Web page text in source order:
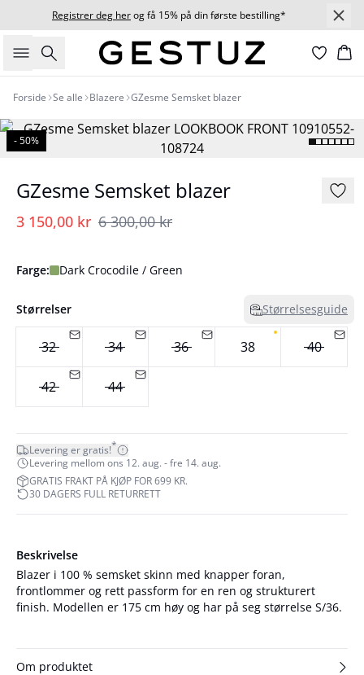
Registrer deg herog få 15% på din første bestilling*
Søk
Forside Se alle Blazere GZesme Semsket blazer
- 50%
GZesme Semsket blazer
3 150,00 kr 6 300,00 kr
Farge: Dark Crocodile / Green
Størrelser Størrelsesguide
32 34 36 38 40
42 44
Levering er gratis!*
Levering mellom ons 12. aug. - fre 14. aug.
GRATIS FRAKT PÅ KJØP FOR 699 KR.
30 DAGERS FULL RETURRETT
Beskrivelse
Blazer i 100 % semsket skinn med knapper foran,
frontlommer og rett passform for en ren og strukturert
finish. Modellen er 175 cm høy og har på seg størrelse S/36.
Om produktet